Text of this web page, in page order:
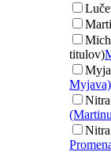
titulov)
Myjava)